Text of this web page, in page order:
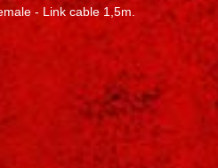
- Link cable 1,5m.